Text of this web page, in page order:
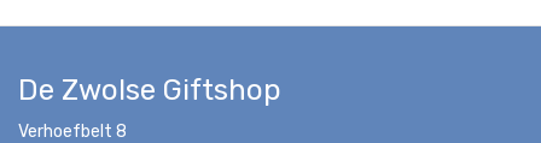
De Zwolse Giftshop
Verhoefbelt 8